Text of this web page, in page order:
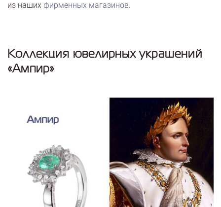
из наших фирменных магазинов.
Коллекция ювелирных украшений
«Ампир»